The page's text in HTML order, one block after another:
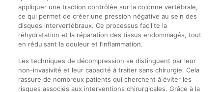
appliquer une traction contrôlée sur la colonne vertébrale,
ce qui permet de créer une pression négative au sein des
disques intervertébraux. Ce processus facilite la
réhydratation et la réparation des tissus endommagés, tout
en réduisant la douleur et l’inflammation.
Les techniques de décompression se distinguent par leur
non-invasivité et leur capacité à traiter sans chirurgie. Cela
rassure de nombreux patients qui cherchent à éviter les
risques associés aux interventions chirurgicales. Grâce à la